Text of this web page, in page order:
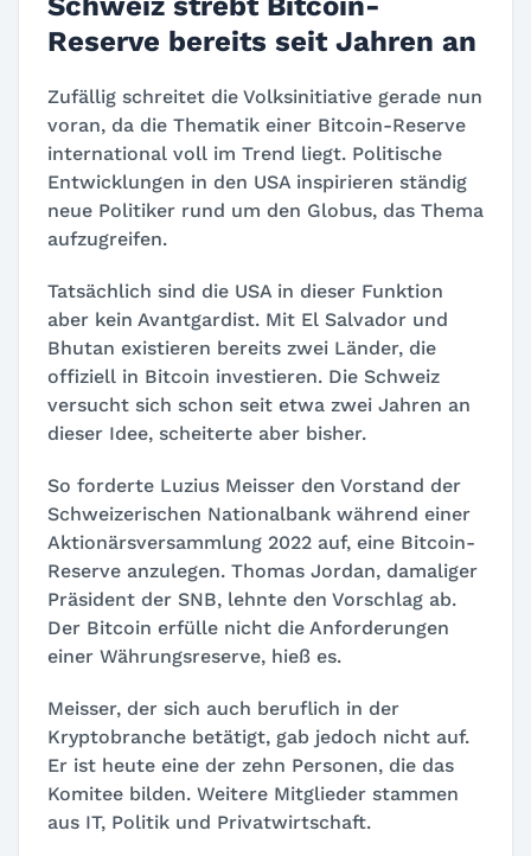
Reserve bereits seit Jahren an
Zufällig schreitet die Volksinitiative gerade nun
voran, da die Thematik einer Bitcoin-Reserve
international voll im Trend liegt. Politische
Entwicklungen in den USA inspirieren ständig
neue Politiker rund um den Globus, das Thema
aufzugreifen.
Tatsächlich sind die USA in dieser Funktion
aber kein Avantgardist. Mit El Salvador und
Bhutan existieren bereits zwei Länder, die
offiziell in Bitcoin investieren. Die Schweiz
versucht sich schon seit etwa zwei Jahren an
dieser Idee, scheiterte aber bisher.
So forderte Luzius Meisser den Vorstand der
Schweizerischen Nationalbank während einer
Aktionärsversammlung 2022 auf, eine Bitcoin-
Reserve anzulegen. Thomas Jordan, damaliger
Präsident der SNB, lehnte den Vorschlag ab.
Der Bitcoin erfülle nicht die Anforderungen
einer Währungsreserve, hieß es.
Meisser, der sich auch beruflich in der
Kryptobranche betätigt, gab jedoch nicht auf.
Er ist heute eine der zehn Personen, die das
Komitee bilden. Weitere Mitglieder stammen
aus IT, Politik und Privatwirtschaft.